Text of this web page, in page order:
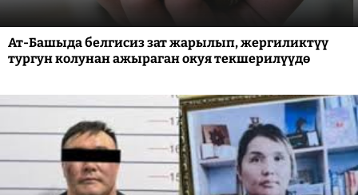
Ат-Башыда белгисиз зат жарылып, жергиликтүү
тургун колунан ажыраган окуя текшерилүүдө